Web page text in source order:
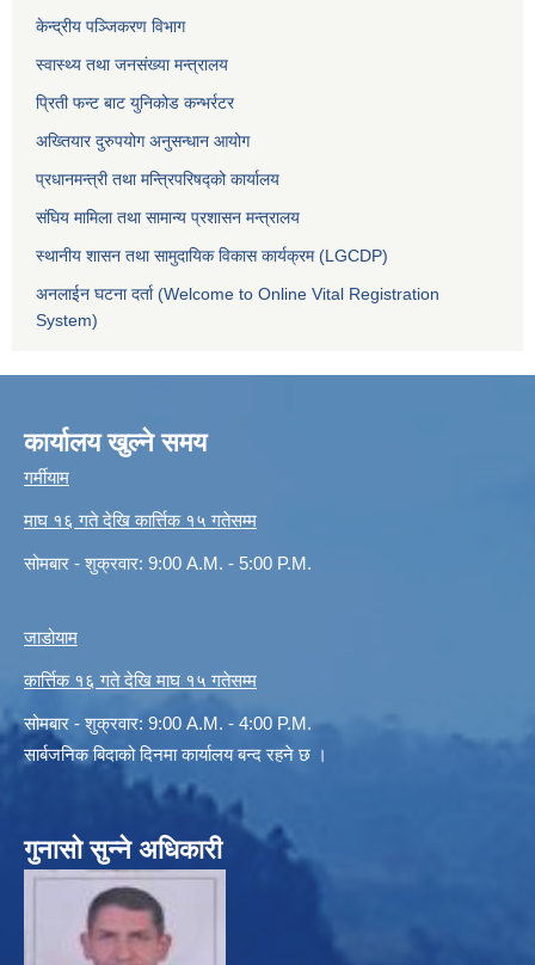
केन्द्रीय पञ्जिकरण विभाग
स्वास्थ्य तथा जनसंख्या मन्त्रालय
प्रिती फन्ट बाट युनिकोड कन्भर्रटर
अख्तियार दुरुपयोग अनुसन्धान आयोग
प्रधानमन्त्री तथा मन्त्रिपरिषद्को कार्यालय
संघिय मामिला तथा सामान्य प्रशासन मन्त्रालय
स्थानीय शासन तथा सामुदायिक विकास कार्यक्रम (LGCDP)
अनलाईन घटना दर्ता (Welcome to Online Vital Registration
System)
कार्यालय खुल्ने समय
गर्मीयाम
माघ १६ गते देखि कार्त्तिक १५ गतेसम्म
सोमबार - शुक्रवार: 9:00 A.M. - 5:00 P.M.
जाडोयाम
कार्त्तिक १६ गते देखि माघ १५ गतेसम्म
सोमबार - शुक्रवार: 9:00 A.M. - 4:00 P.M.
सार्बजनिक बिदाको दिनमा कार्यालय बन्द रहने छ ।
गुनासो सुन्ने अधिकारी